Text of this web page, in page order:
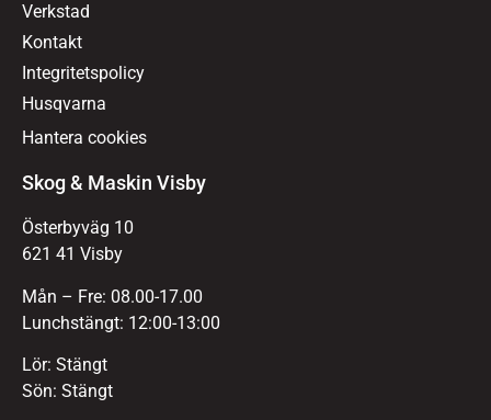
Verkstad
Kontakt
Integritetspolicy
Husqvarna
Hantera cookies
Skog & Maskin Visby
Österbyväg 10
621 41 Visby
Mån – Fre: 08.00-17.00
Lunchstängt: 12:00-13:00
Lör: Stängt
Sön: Stängt